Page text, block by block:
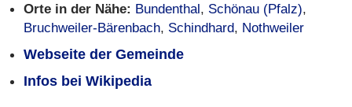
Orte in der Nähe: Bundenthal, Schönau (Pfalz),
Bruchweiler-Bärenbach, Schindhard, Nothweiler
Webseite der Gemeinde
Infos bei Wikipedia